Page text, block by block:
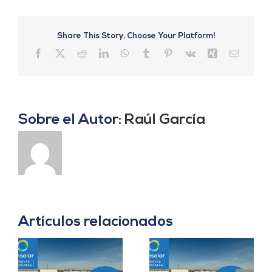
Share This Story, Choose Your Platform!
Facebook RedditLinkedInWhatsApp
Tumblr Pinterest
Vk Xing Correo
Sobre el Autor: Raúl García
Artículos relacionados